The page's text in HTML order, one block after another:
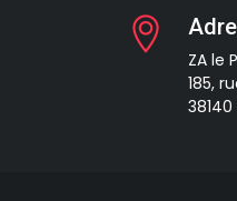
ZA le
185,
38140